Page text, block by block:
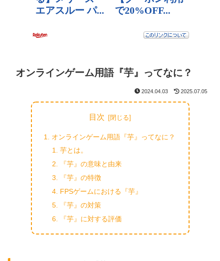
オンラインゲーム用語『芋』ってなに？
2024.04.03 2025.07.05
目次
オンラインゲーム用語『芋』ってなに？
芋とは。
『芋』の意味と由来
『芋』の特徴
FPSゲームにおける『芋』
『芋』の対策
『芋』に対する評価